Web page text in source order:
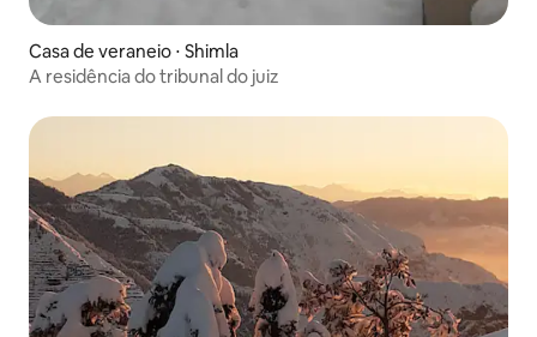
Casa de veraneio ⋅ Shimla
A residência do tribunal do juiz